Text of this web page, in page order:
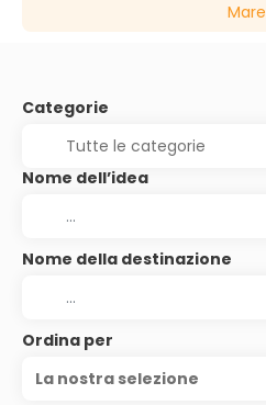
Mare
Categorie
Nome dell’idea
Nome della destinazione
Ordina per
La nostra selezione